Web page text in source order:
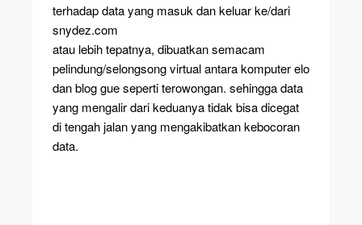
terhadap data yang masuk dan keluar ke/dari
snydez.com
atau lebih tepatnya, dibuatkan semacam
pelindung/selongsong virtual antara komputer elo
dan blog gue seperti terowongan. sehingga data
yang mengalir dari keduanya tidak bisa dicegat
di tengah jalan yang mengakibatkan kebocoran
data.